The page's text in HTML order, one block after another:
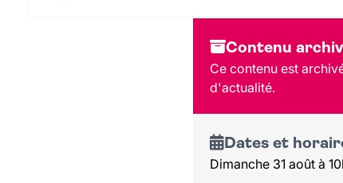
Contenu
Ce contenu est
d'actualité.
Dates et
Dimanche 31 août à